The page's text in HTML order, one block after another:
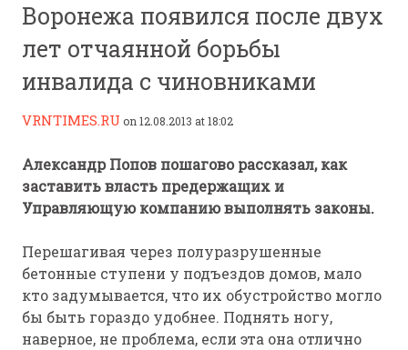
Воронежа появился после двух
лет отчаянной борьбы
инвалида с чиновниками
VRNTIMES.RU on 12.08.2013 at 18:02
Александр Попов пошагово рассказал, как
заставить власть предержащих и
Управляющую компанию выполнять законы.
Перешагивая через полуразрушенные
бетонные ступени у подъездов домов, мало
кто задумывается, что их обустройство могло
бы быть гораздо удобнее. Поднять ногу,
наверное, не проблема, если эта она отлично